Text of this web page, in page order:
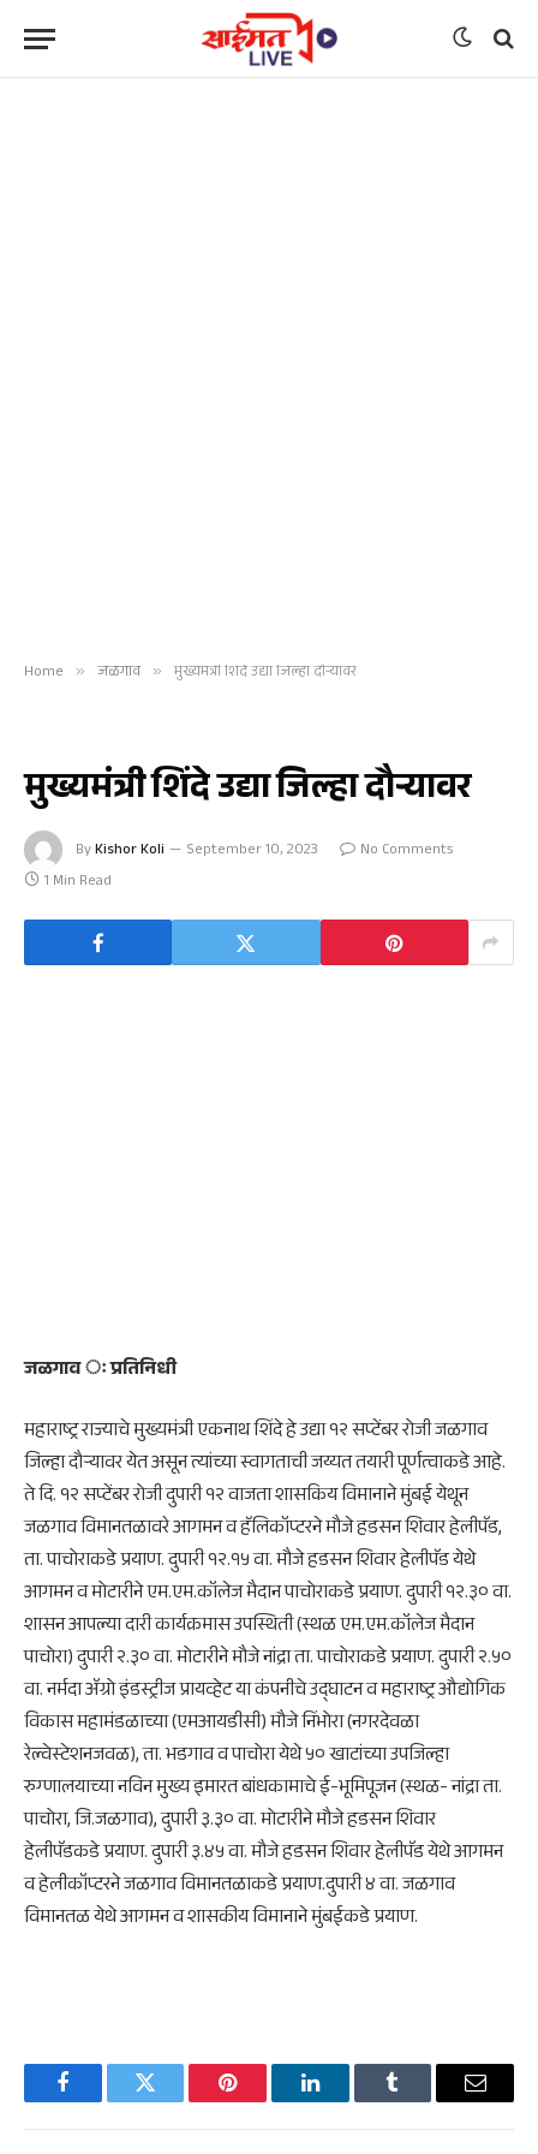
Home » जळगाव » मुख्यमंत्री शिंदे उद्या जिल्हा दौऱ्यावर
मुख्यमंत्री शिंदे उद्या जिल्हा दौऱ्यावर
ByKishor Koli September 10, 2023
No Comments
1 Min Read
जळगाव ः प्रतिनिधी
महाराष्ट्र राज्याचे मुख्यमंत्री एकनाथ शिंदे हे उद्या १२ सप्टेंबर रोजी जळगाव
जिल्हा दौऱ्यावर येत असून त्यांच्या स्वागताची जय्यत तयारी पूर्णत्वाकडे आहे.
ते दि. १२ सप्टेंबर रोजी दुपारी १२ वाजता शासकिय विमानाने मुंबई येथून
जळगाव विमानतळावरे आगमन व हॅलिकॉप्टरने मौजे हडसन शिवार हेलीपॅड,
ता. पाचोराकडे प्रयाण. दुपारी १२.१५ वा. मौजे हडसन शिवार हेलीपॅड येथे
आगमन व मोटारीने एम.एम.कॉलेज मैदान पाचोराकडे प्रयाण. दुपारी १२.३० वा.
शासन आपल्या दारी कार्यक्रमास उपस्थिती (स्थळ एम.एम.कॉलेज मैदान
पाचोरा) दुपारी २.३० वा. मोटारीने मौजे नांद्रा ता. पाचोराकडे प्रयाण. दुपारी २.५०
वा. नर्मदा ॲग्रो इंडस्ट्रीज प्रायव्हेट या कंपनीचे उद्घाटन व महाराष्ट्र औद्योगिक
विकास महामंडळाच्या (एमआयडीसी) मौजे निंभोरा (नगरदेवळा
रेल्वेस्टेशनजवळ), ता. भडगाव व पाचोरा येथे ५० खाटांच्या उपजिल्हा
रुग्णालयाच्या नविन मुख्य इमारत बांधकामाचे ई-भूमिपूजन (स्थळ- नांद्रा ता.
पाचोरा, जि.जळगाव), दुपारी ३.३० वा. मोटारीने मौजे हडसन शिवार
हेलीपॅडकडे प्रयाण. दुपारी ३.४५ वा. मौजे हडसन शिवार हेलीपॅड येथे आगमन
व हेलीकॉप्टरने जळगाव विमानतळाकडे प्रयाण.दुपारी ४ वा. जळगाव
विमानतळ येथे आगमन व शासकीय विमानाने मुंबईकडे प्रयाण.
FacebookTwitter Pinterest LinkedInTumblr Email